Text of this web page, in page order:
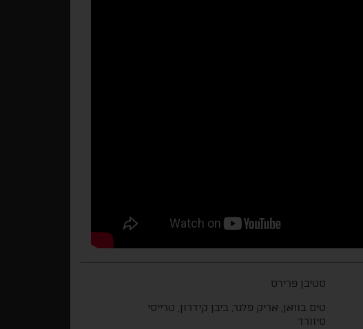
סטיבן פרירס
טים בוואן, אריק פלנר, ביבן קידרון, טרייסי
סיוורד